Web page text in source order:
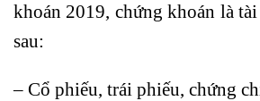
khoán 2019, chứng khoán là
sau:
– Cổ phiếu, trái phiếu, chứng